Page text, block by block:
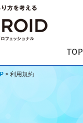
TOP
> 利用規約